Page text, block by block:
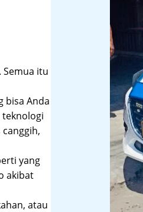
itu
bisa Anda
yang
akibat
atau